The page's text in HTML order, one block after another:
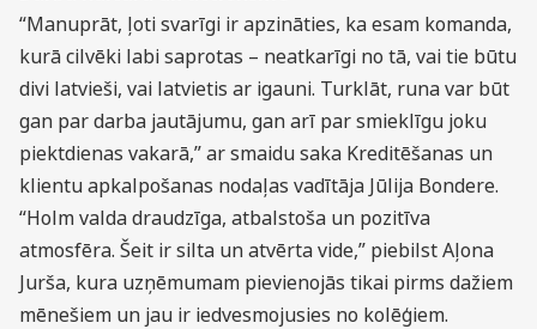
“Manuprāt, ļoti svarīgi ir apzināties, ka esam komanda,
kurā cilvēki labi saprotas – neatkarīgi no tā, vai tie būtu
divi latvieši, vai latvietis ar igauni. Turklāt, runa var būt
gan par darba jautājumu, gan arī par smieklīgu joku
piektdienas vakarā,” ar smaidu saka Kreditēšanas un
klientu apkalpošanas nodaļas vadītāja Jūlija Bondere.
“Holm valda draudzīga, atbalstoša un pozitīva
atmosfēra. Šeit ir silta un atvērta vide,” piebilst Aļona
Jurša, kura uzņēmumam pievienojās tikai pirms dažiem
mēnešiem un jau ir iedvesmojusies no kolēģiem.